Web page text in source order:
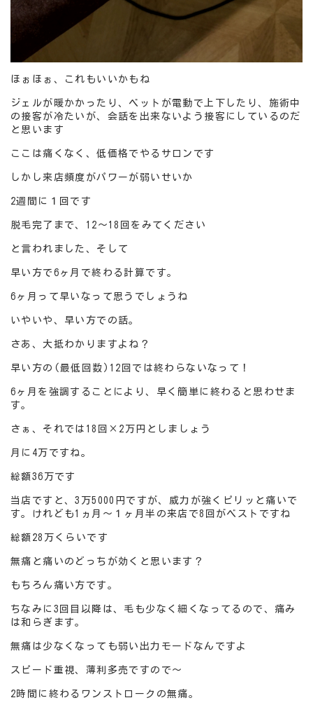
ほぉほぉ、これもいいかもね
ジェルが暖かかったり、ベットが電動で上下したり、施術中
の接客が冷たいが、会話を出来ないよう接客にしているのだ
と思います
ここは痛くなく、低価格でやるサロンです
しかし来店頻度がパワーが弱いせいか
2週間に１回です
脱毛完了まで、12～18回をみてください
と言われました、そして
早い方で6ヶ月で終わる計算です。
6ヶ月って早いなって思うでしょうね
いやいや、早い方での話。
さあ、大抵わかりますよね？
早い方の(最低回数)12回では終わらないなって！
6ヶ月を強調することにより、早く簡単に終わると思わせま
す。
さぁ、それでは18回×2万円としましょう
月に4万ですね。
総額36万です
当店ですと、3万5000円ですが、威力が強くピリッと痛いで
す。けれども1ヵ月～１ヶ月半の来店で8回がベストですね
総額28万くらいです
無痛と痛いのどっちが効くと思います？
もちろん痛い方です。
ちなみに3回目以降は、毛も少なく細くなってるので、痛み
は和らぎます。
無痛は少なくなっても弱い出力モードなんですよ
スピード重視、薄利多売ですので～
2時間に終わるワンストロークの無痛。